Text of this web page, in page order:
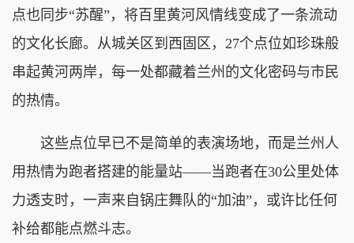
点也同步“苏醒”，将百里黄河风情线变成了一条流动
的文化长廊。从城关区到西固区，27个点位如珍珠般
串起黄河两岸，每一处都藏着兰州的文化密码与市民
的热情。
这些点位早已不是简单的表演场地，而是兰州人
用热情为跑者搭建的能量站——当跑者在30公里处体
力透支时，一声来自锅庄舞队的“加油”，或许比任何
补给都能点燃斗志。